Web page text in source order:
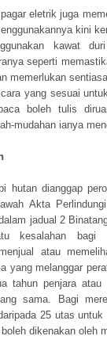
eletrik juga
kini
kawat
seperti
memerlukan
yang sesuai
boleh tulis
mudahan ianya
hutan dianggap
Akta
jadual 2
kesalahan bagi
atau
yang melanggar
tahun penjara atau
sama. Bagi
25 utas
dikenakan oleh